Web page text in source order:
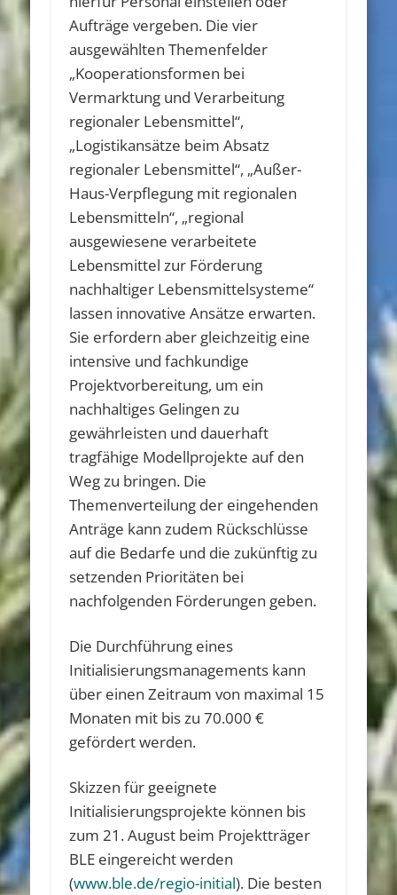
Aufträge vergeben. Die vier
ausgewählten Themenfelder
„Kooperationsformen bei
Vermarktung und Verarbeitung
regionaler Lebensmittel“,
„Logistikansätze beim Absatz
regionaler Lebensmittel“, „Außer-
Haus-Verpflegung mit regionalen
Lebensmitteln“, „regional
ausgewiesene verarbeitete
Lebensmittel zur Förderung
nachhaltiger Lebensmittelsysteme“
lassen innovative Ansätze erwarten.
Sie erfordern aber gleichzeitig eine
intensive und fachkundige
Projektvorbereitung, um ein
nachhaltiges Gelingen zu
gewährleisten und dauerhaft
tragfähige Modellprojekte auf den
Weg zu bringen. Die
Themenverteilung der eingehenden
Anträge kann zudem Rückschlüsse
auf die Bedarfe und die zukünftig zu
setzenden Prioritäten bei
nachfolgenden Förderungen geben.
Die Durchführung eines
Initialisierungsmanagements kann
über einen Zeitraum von maximal 15
Monaten mit bis zu 70.000 €
gefördert werden.
Skizzen für geeignete
Initialisierungsprojekte können bis
zum 21. August beim Projektträger
BLE eingereicht werden
(www.ble.de/regio-initial). Die besten